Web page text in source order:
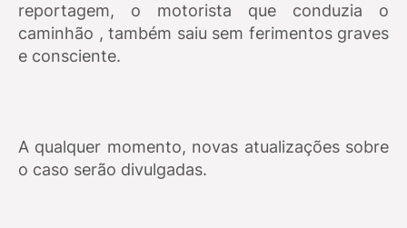
reportagem, o motorista que conduzia o
caminhão , também saiu sem ferimentos graves
e consciente.
A qualquer momento, novas atualizações sobre
o caso serão divulgadas.